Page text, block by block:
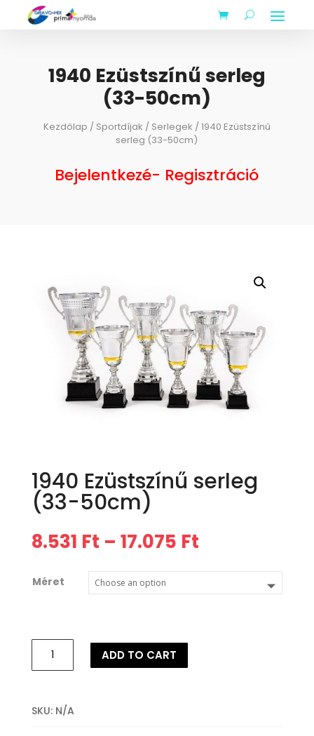
1940 Ezüstszínű serleg
(33-50cm)
Kezdőlap / Sportdíjak / Serlegek / 1940 Ezüstszínű
serleg (33-50cm)
Bejelentkezé- Regisztráció
1940 Ezüstszínű serleg
(33-50cm)
8.531 Ft – 17.075 Ft
Méret
Ezüstszínű
50cm)
ADD TO CART
SKU: N/A